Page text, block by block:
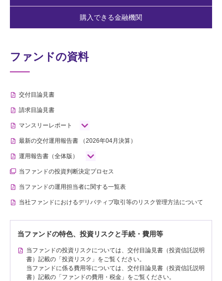
購入できる金融機関
ファンドの資料
交付目論見書
請求目論見書
マンスリーレポート
最新の交付運用報告書 （2026年04月決算）
運用報告書（全体版）
当ファンドの投資判断決定プロセス
当ファンドの運用担当者に関する一覧表
当社ファンドにおけるデリバティブ取引等のリスク管理方法について
当ファンドの特色、投資リスクと手続・費用等
当ファンドの投資リスクについては、交付目論見書（投資信託説明
書）記載の「投資リスク」をご覧ください。
当ファンドに係る費用等については、交付目論見書（投資信託説明
書）記載の「ファンドの費用・税金」をご覧ください。